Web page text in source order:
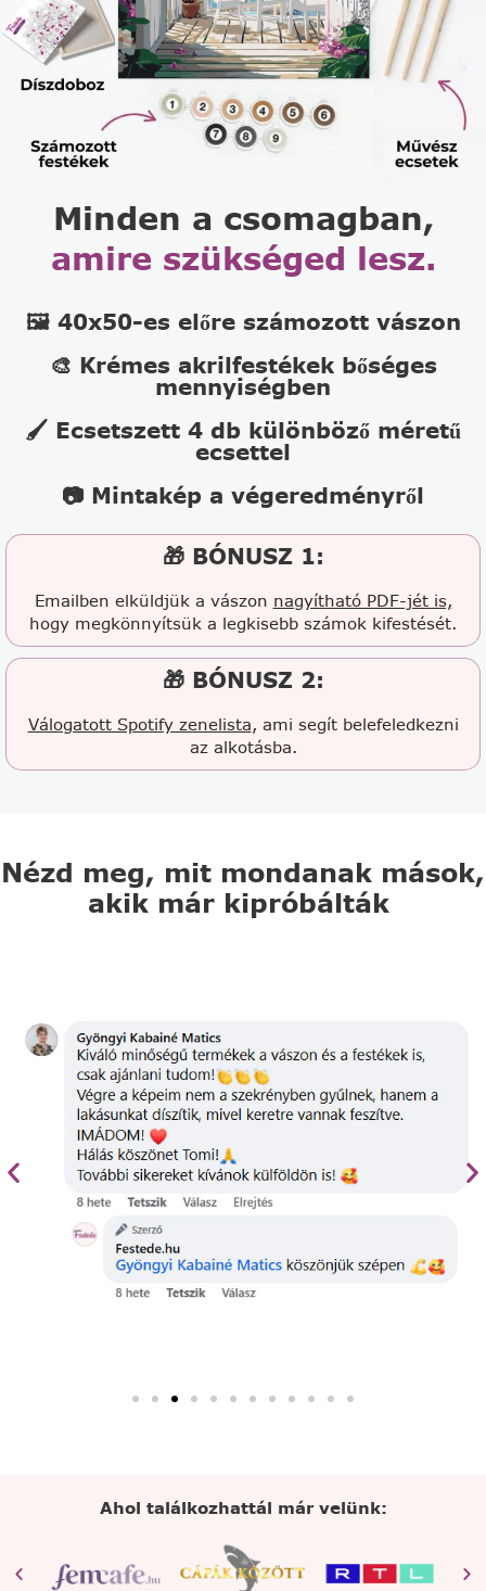
Minden a csomagban,
amire szükséged lesz.
🖼️ 40x50-es előre számozott vászon
🎨 Krémes akrilfestékek bőséges
mennyiségben
🖌️ Ecsetszett 4 db különböző méretű
ecsettel
📷 Mintakép a végeredményről
🎁 BÓNUSZ 1:
Emailben elküldjük a vászon nagyítható PDF-jét is,
hogy megkönnyítsük a legkisebb számok kifestését.
🎁 BÓNUSZ 2:
Válogatott Spotify zenelista, ami segít belefeledkezni
az alkotásba.
Nézd meg, mit mondanak mások,
akik már kipróbálták
Ahol találkozhattál már velünk: